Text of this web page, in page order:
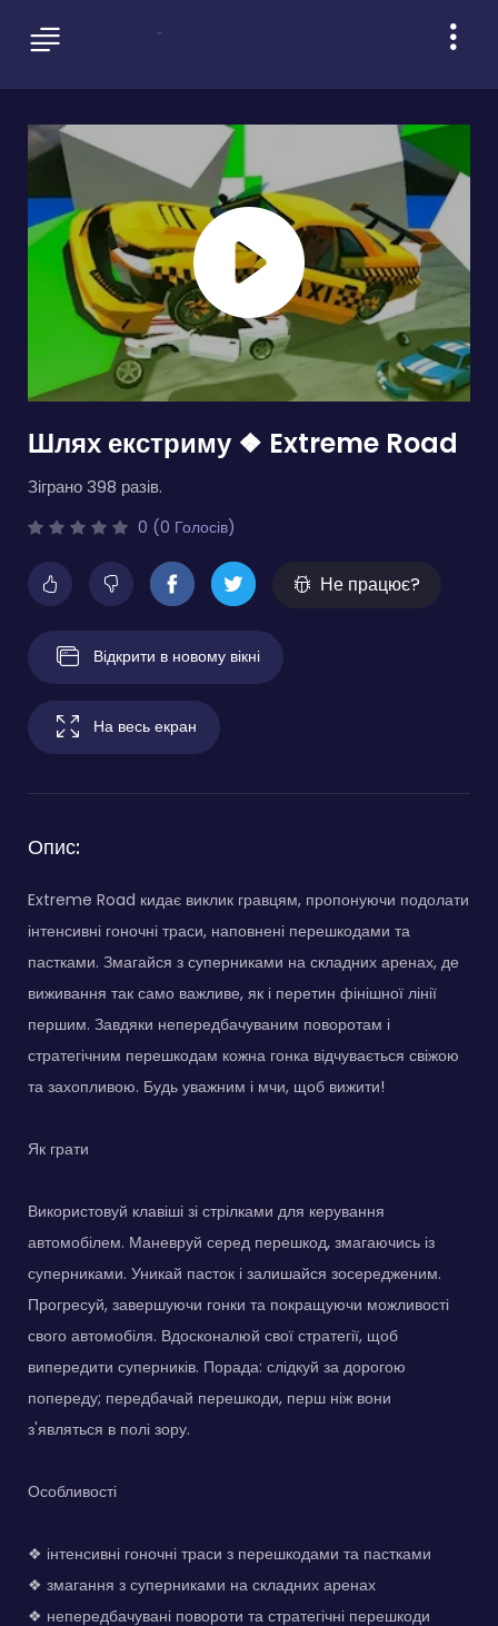
Шлях екстриму ❖ Extreme Road
Зіграно 398 разів.
0 (0 Голосів)
Не працює?
Відкрити в новому вікні
На весь екран
Опис:
Extreme Road кидає виклик гравцям, пропонуючи подолати
інтенсивні гоночні траси, наповнені перешкодами та
пастками. Змагайся з суперниками на складних аренах, де
виживання так само важливе, як і перетин фінішної лінії
першим. Завдяки непередбачуваним поворотам і
стратегічним перешкодам кожна гонка відчувається свіжою
та захопливою. Будь уважним і мчи, щоб вижити!
Як грати
Використовуй клавіші зі стрілками для керування
автомобілем. Маневруй серед перешкод, змагаючись із
суперниками. Уникай пасток і залишайся зосередженим.
Прогресуй, завершуючи гонки та покращуючи можливості
свого автомобіля. Вдосконалюй свої стратегії, щоб
випередити суперників. Порада: слідкуй за дорогою
попереду; передбачай перешкоди, перш ніж вони
з'являться в полі зору.
Особливості
❖ інтенсивні гоночні траси з перешкодами та пастками
❖ змагання з суперниками на складних аренах
❖ непередбачувані повороти та стратегічні перешкоди